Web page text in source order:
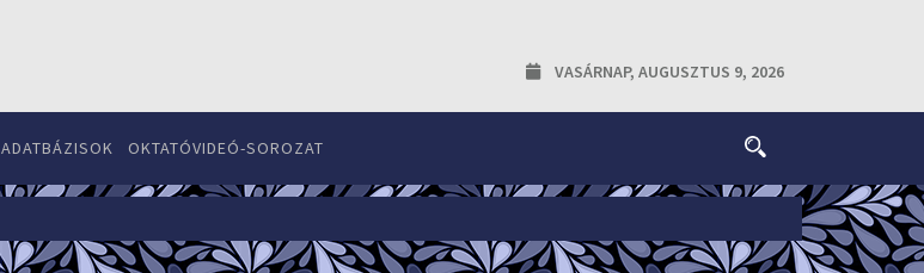
VASÁRNAP, AUGUSZTUS 9, 2026
ADATBÁZISOK OKTATÓVIDEÓ-SOROZAT